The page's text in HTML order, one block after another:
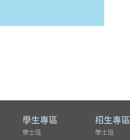
學生專區
學士班
招生專區
學士班